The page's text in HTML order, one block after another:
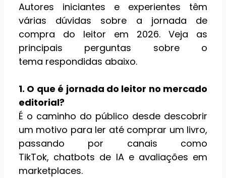
Autores iniciantes e experientes têm
várias dúvidas sobre a jornada de
compra do leitor em 2026. Veja as
principais perguntas sobre o
tema respondidas abaixo.
1. O que é jornada do leitor no mercado
editorial?
É o caminho do público desde descobrir
um motivo para ler até comprar um livro,
passando por canais como
TikTok, chatbots de IA e avaliações em
marketplaces.